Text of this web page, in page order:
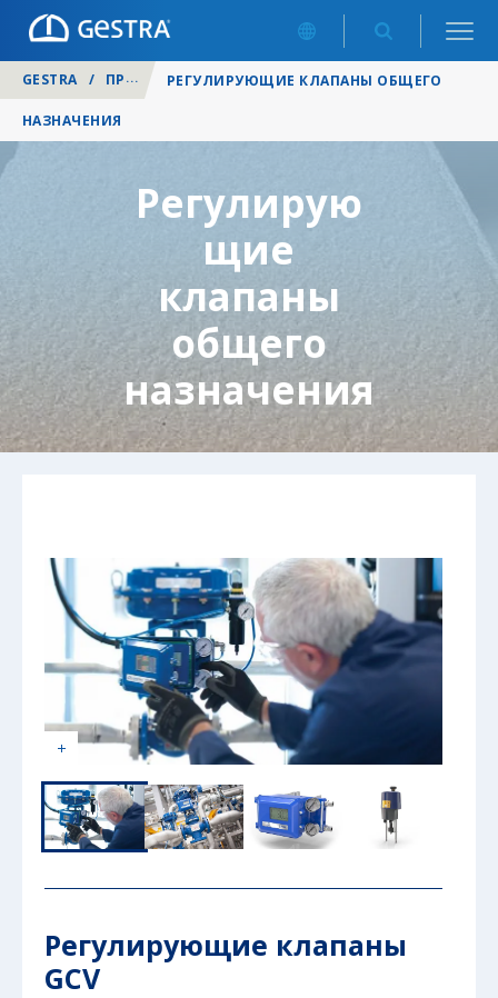
GESTRA / ПРОДУКЦИЯ / РЕГУЛИРУЮЩИЕ КЛАПАНЫ
РЕГУЛИРУЮЩИЕ КЛАПАНЫ ОБЩЕГО
НАЗНАЧЕНИЯ
Регулирую
щие
клапаны
общего
назначения
Регулирующие клапаны
GCV